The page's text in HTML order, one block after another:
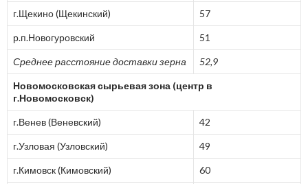
г.Щекино (Щекинский) 57
р.п.Новогуровский 51
Среднее расстояние доставки зерна 52,9
Новомосковская сырьевая зона (центр в
г.Новомосковск)
г.Венев (Веневский) 42
г.Узловая (Узловский) 49
г.Кимовск (Кимовский) 60